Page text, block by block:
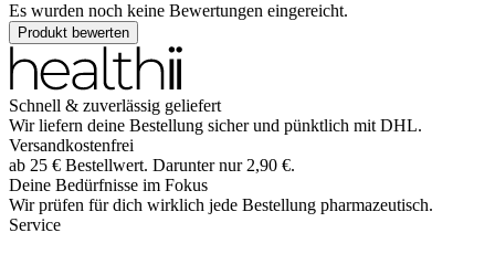
Es wurden noch keine Bewertungen eingereicht.
Produkt bewerten
Schnell & zuverlässig geliefert
Wir liefern deine Bestellung sicher und pünktlich mit DHL.
Versandkostenfrei
ab 25 € Bestellwert. Darunter nur 2,90 €.
Deine Bedürfnisse im Fokus
Wir prüfen für dich wirklich jede Bestellung pharmazeutisch.
Service